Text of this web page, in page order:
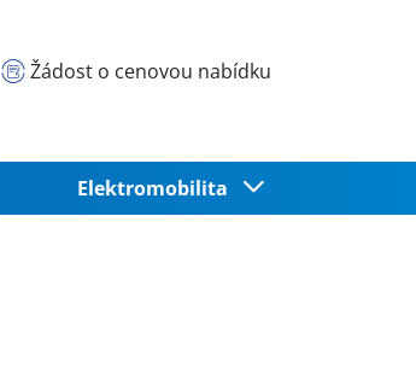
Žádost o cenovou nabídku
Elektromobilita